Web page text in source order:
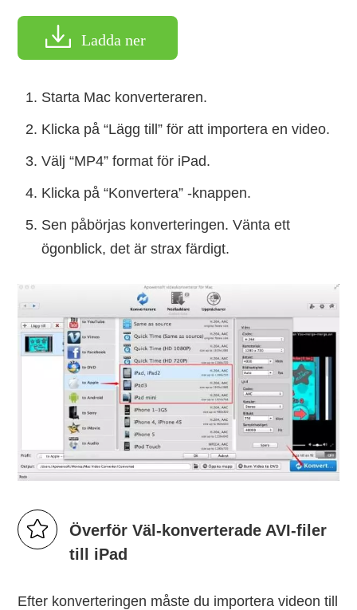
Ladda ner
Starta Mac konverteraren.
Klicka på “Lägg till” för att importera en video.
Välj “MP4” format för iPad.
Klicka på “Konvertera” -knappen.
Sen påbörjas konverteringen. Vänta ett
ögonblick, det är strax färdigt.
Överför Väl-konverterade AVI-filer
till iPad
Efter konverteringen måste du importera videon till